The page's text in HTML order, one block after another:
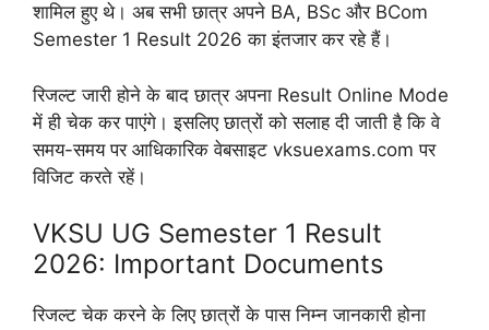
शामिल हुए थे। अब सभी छात्र अपने BA, BSc और BCom
Semester 1 Result 2026 का इंतजार कर रहे हैं।
रिजल्ट जारी होने के बाद छात्र अपना Result Online Mode
में ही चेक कर पाएंगे। इसलिए छात्रों को सलाह दी जाती है कि वे
समय-समय पर आधिकारिक वेबसाइट vksuexams.com पर
विजिट करते रहें।
VKSU UG Semester 1 Result
2026: Important Documents
रिजल्ट चेक करने के लिए छात्रों के पास निम्न जानकारी होना